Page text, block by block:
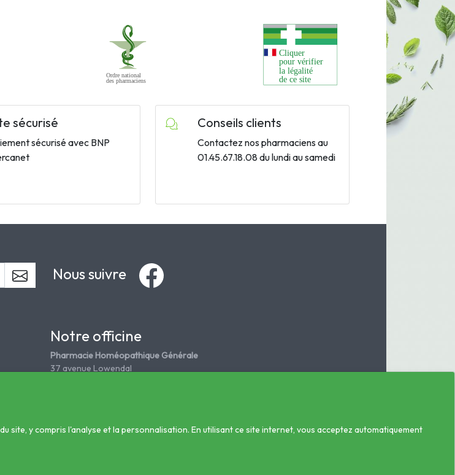
sécurisé
sécurisé avec BNP
Conseils clients
Contactez nos pharmaciens au
01.45.67.18.08 du lundi au samedi
Nous suivre
Notre officine
Pharmacie Homéopathique Générale
37 avenue Lowendal
y compris l'analyse et la personnalisation. En utilisant ce site internet, vous acceptez automatiquement